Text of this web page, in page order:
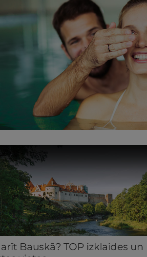
Bauskā? TOP izklaides un